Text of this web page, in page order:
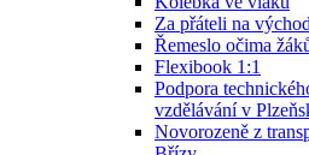
Za přáteli na
Řemeslo očima
Flexibook 1:1
Podpora
vzdělávání v
Novorozeně z